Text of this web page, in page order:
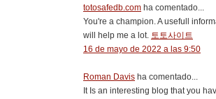
totosafedb.com ha comentado...
You're a champion. A usefull
will help me a lot. 토토사이트
16 de mayo de 2022 a las 9:50
Roman Davis ha comentado...
It Is an interesting blog that you